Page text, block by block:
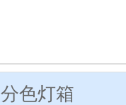
分色灯箱